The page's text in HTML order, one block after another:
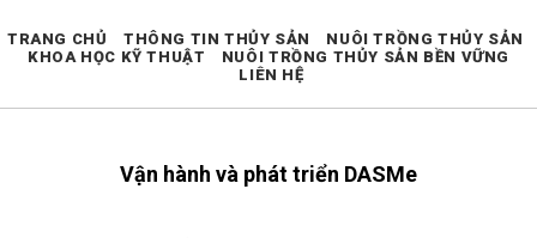
Vận hành và phát triển DASMe
TRANG CHỦ THÔNG TIN THỦY SẢN
NUÔI TRỒNG THỦY SẢN
KHOA HỌC KỸ THUẬT
NUÔI TRỒNG THỦY SẢN BỀN VỮNG
LIÊN HỆ